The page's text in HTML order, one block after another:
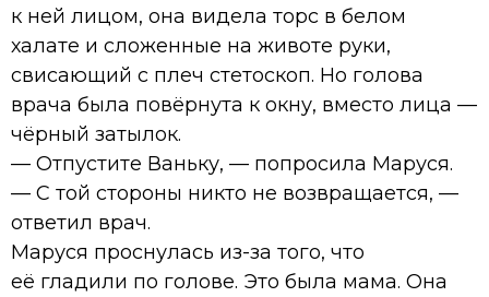
к ней лицом, она видела торс в белом
халате и сложенные на животе руки,
свисающий с плеч стетоскоп. Но голова
врача была повёрнута к окну, вместо лица —
чёрный затылок.
— Отпустите Ваньку, — попросила Маруся.
— С той стороны никто не возвращается, —
ответил врач.
Маруся проснулась из-за того, что
её гладили по голове. Это была мама. Она